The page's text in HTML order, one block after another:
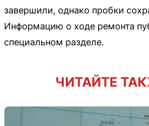
завершили, однако пробки
Информацию о ходе ремонта
специальном разделе.
ЧИТАЙТЕ